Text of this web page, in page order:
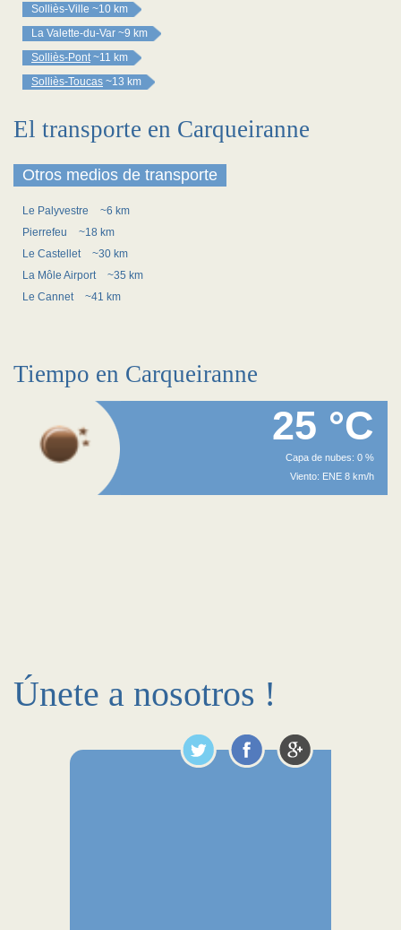
Solliès-Ville ~10 km
La Valette-du-Var ~9 km
Solliès-Pont ~11 km
Solliès-Toucas ~13 km
El transporte en Carqueiranne
Otros medios de transporte
Le Palyvestre
~6 km
Pierrefeu
~18 km
Le Castellet
~30 km
La Môle Airport
~35 km
Le Cannet
~41 km
Tiempo en Carqueiranne
25 °C
Capa de nubes: 0 %
Viento: ENE 8 km/h
Únete a nosotros !